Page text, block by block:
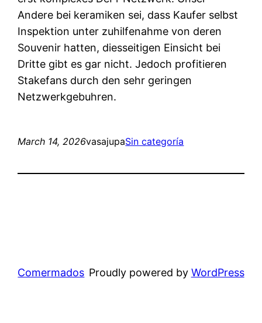
Andere bei keramiken sei, dass Kaufer selbst
Inspektion unter zuhilfenahme von deren
Souvenir hatten, diesseitigen Einsicht bei
Dritte gibt es gar nicht. Jedoch profitieren
Stakefans durch den sehr geringen
Netzwerkgebuhren.
March 14, 2026vasajupaSin categoría
Comermados Proudly powered by WordPress